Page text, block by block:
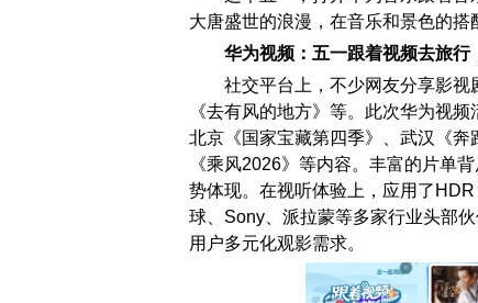
大唐盛世的浪漫，在音乐和景色的搭
华为视频：五一跟着视频去旅
社交平台上，不少网友分享影
《去有风的地方》等。此次华为视
北京《国家宝藏第四季》、武汉《
《乘风2026》等内容。丰富的片单
势体现。在视听体验上，应用了
球、Sony、派拉蒙等多家行业头部
用户多元化观影需求。